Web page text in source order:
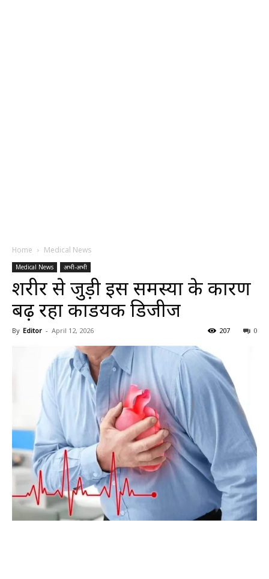
Home Medical News
Medical News अभी-अभी
शरीर से जुड़ी इस समस्या के कारण
बढ़ रहा कार्डियक डिजीज
By Editor - April 12, 2026 0
207